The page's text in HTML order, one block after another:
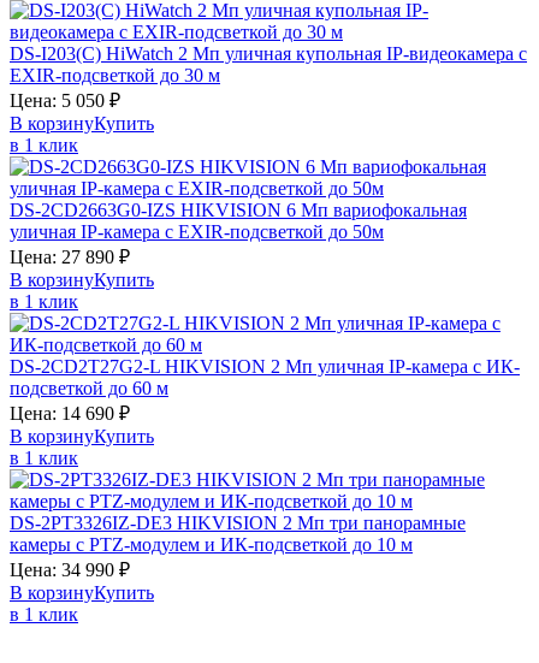
DS-I203(C) HiWatch 2 Мп уличная купольная IP-видеокамера с
EXIR-подсветкой до 30 м
Цена: 5 050 ₽
В корзинуКупить
в 1 клик
DS-2CD2663G0-IZS HIKVISION 6 Мп вариофокальная
уличная IP-камера с EXIR-подсветкой до 50м
Цена: 27 890 ₽
В корзинуКупить
в 1 клик
DS-2CD2T27G2-L HIKVISION 2 Мп уличная IP-камера с ИК-
подсветкой до 60 м
Цена: 14 690 ₽
В корзинуКупить
в 1 клик
DS-2PT3326IZ-DE3 HIKVISION 2 Мп три панорамные
камеры с PTZ-модулем и ИК-подсветкой до 10 м
Цена: 34 990 ₽
В корзинуКупить
в 1 клик